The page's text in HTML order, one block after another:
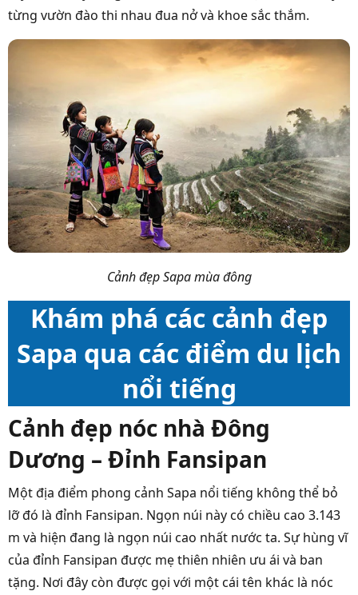
từng vườn đào thi nhau đua nở và khoe sắc thắm.
Cảnh đẹp Sapa mùa đông
Khám phá các cảnh đẹp
Sapa qua các điểm du lịch
nổi tiếng
Cảnh đẹp nóc nhà Đông
Dương – Đỉnh Fansipan
Một địa điểm phong cảnh Sapa nổi tiếng không thể bỏ
lỡ đó là đỉnh Fansipan. Ngọn núi này có chiều cao 3.143
m và hiện đang là ngọn núi cao nhất nước ta. Sự hùng vĩ
của đỉnh Fansipan được mẹ thiên nhiên ưu ái và ban
tặng. Nơi đây còn được gọi với một cái tên khác là nóc